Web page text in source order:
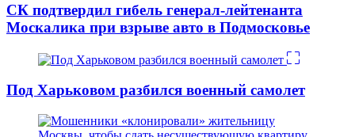
СК подтвердил гибель генерал-лейтенанта
Москалика при взрыве авто в Подмосковье
Под Харьковом разбился военный самолет